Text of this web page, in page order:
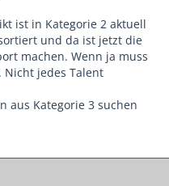
ist in Kategorie 2 aktuell
und da ist jetzt die
machen. Wenn ja muss
jedes Talent
aus Kategorie 3 suchen